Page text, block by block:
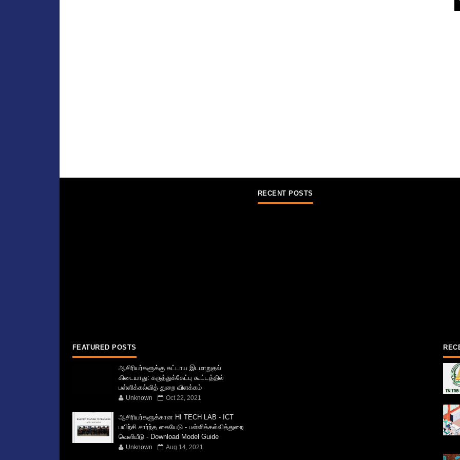
FEATURED POSTS
ஆசிரியர்களுக்கு கட்டாய இடமாறுதல்
கிடையாது: கருத்துக்கேட்பு கூட்டத்தில்
பள்ளிக்கல்வித் துறை விளக்கம்
Unknown Oct 22, 2021
ஆசிரியர்களுக்கான HI TECH LAB - ICT
பயிற்சி சார்ந்த கையேடு - பள்ளிக்கல்வித்துறை
வெளியீடு - Download Model Guide
Unknown Aug 14, 2021
RECENT POSTS